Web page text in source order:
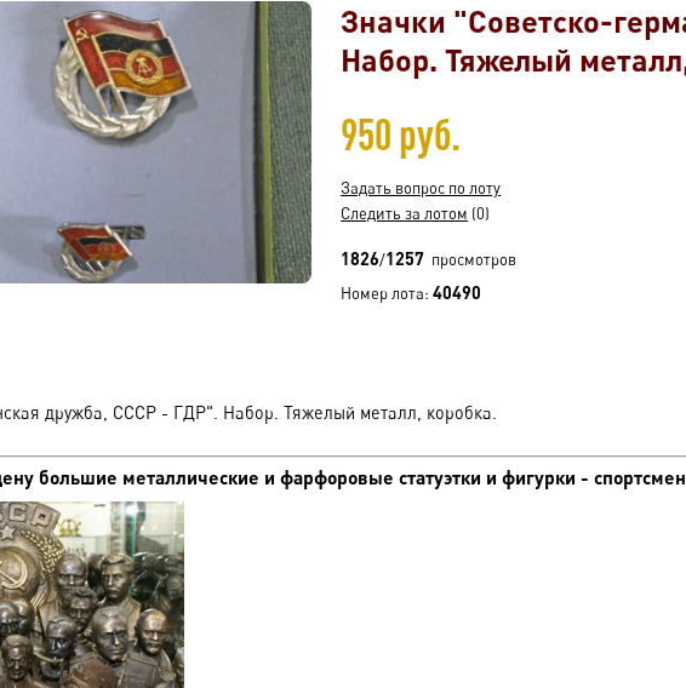
Значки "Советско-
Набор. Тяжелый
950 руб.
Задать вопрос по лоту
Следить за лотом (0)
1826/1257 просмотров
Номер лота:40490
дружба, СССР - ГДР". Набор. Тяжелый металл, коробка.
большие металлические и фарфоровые статуэтки и фигурки -